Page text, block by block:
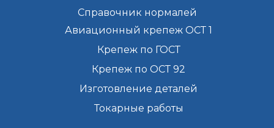
Справочник нормалей
Авиационный крепеж ОСТ 1
Крепеж по ГОСТ
Крепеж по ОСТ 92
Изготовление деталей
Токарные работы